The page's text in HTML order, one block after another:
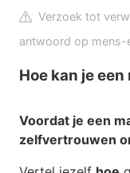
Verzoek tot
antwoord op mens-
Hoe kan je
Voordat je een
zelfvertrouwen